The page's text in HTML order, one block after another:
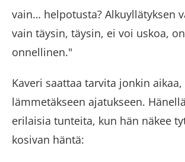
vain… helpotusta? Alkuyllätyksen
vain täysin, täysin, ei voi uskoa,
onnellinen."
Kaveri saattaa tarvita jonkin
lämmetäkseen ajatukseen.
erilaisia ​​tunteita, kun hän näkee
kosivan häntä: